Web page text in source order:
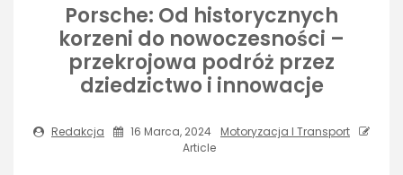
Porsche: Od historycznych
korzeni do nowoczesności –
przekrojowa podróż przez
dziedzictwo i innowacje
Redakcja 16 Marca, 2024
Motoryzacja I Transport
Article